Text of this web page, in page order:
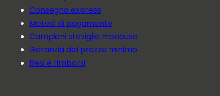
Consegna express
Metodi di pagamento
Campioni stoviglie monouso
Garanzia del prezzo minimo
Resi e rimborsi